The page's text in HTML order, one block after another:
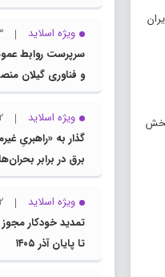
ویژه اسلاید
13
سرپرست روابط
و فناوری گیلان
ویژه اسلاید
12
گذار به «راهبریِ
برق در برابر
ویژه اسلاید
12
تمدید خودکار
تا پایان آذر ۱۴۰۵